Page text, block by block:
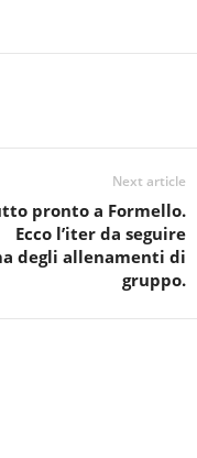
Next article
pronto a Formello.
Ecco l’iter da seguire
degli allenamenti di
gruppo.